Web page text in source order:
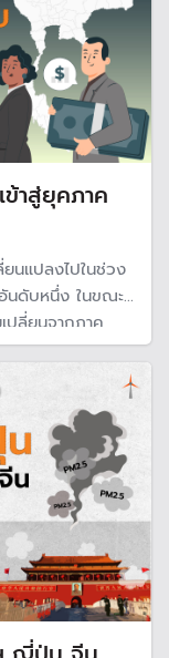
าสู่ยุคภาค
ยนแปลงไปในช่วง
นดับหนึ่ง ในขณะที่
ปลี่ยนจากภาค
กิจไทยกำลัง